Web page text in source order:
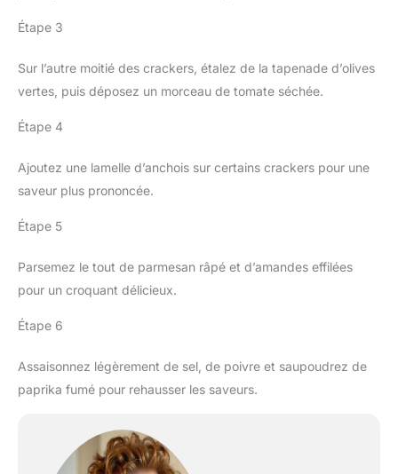
Étape 3
Sur l’autre moitié des crackers, étalez de la tapenade d’olives
vertes, puis déposez un morceau de tomate séchée.
Étape 4
Ajoutez une lamelle d’anchois sur certains crackers pour une
saveur plus prononcée.
Étape 5
Parsemez le tout de parmesan râpé et d’amandes effilées
pour un croquant délicieux.
Étape 6
Assaisonnez légèrement de sel, de poivre et saupoudrez de
paprika fumé pour rehausser les saveurs.